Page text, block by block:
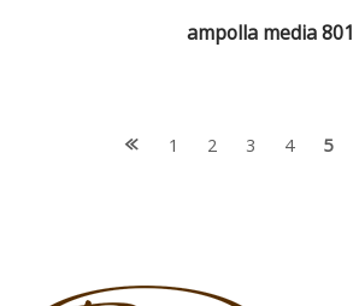
ampolla media 801
1 2 3 4 5